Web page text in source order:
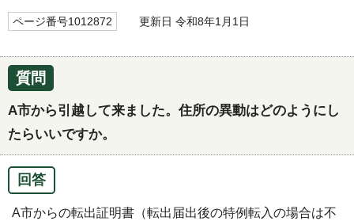
ページ番号1012872 更新日 令和8年1月1日
質問
A市から引越して来ました。住所の異動はどのようにし
たらいいですか。
回答
A市からの転出証明書（転出届出後の特例転入の場合は不